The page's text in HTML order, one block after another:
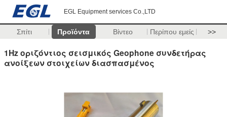
EGL Equipment services Co.,LTD
Σπίτι Προϊόντα Βίντεο Περίπου εμείς >>
1Hz οριζόντιος σεισμικός Geophone συνδετήρας
ανοίξεων στοιχείων διασπασμένος